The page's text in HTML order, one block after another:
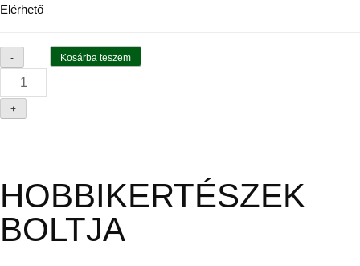
Elérhető
-
+
Kosárba teszem
HOBBIKERTÉSZEK
BOLTJA